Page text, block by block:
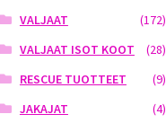
VALJAAT
(172)
VALJAAT ISOT KOOT
(28)
RESCUE TUOTTEET
(9)
JAKAJAT
(4)